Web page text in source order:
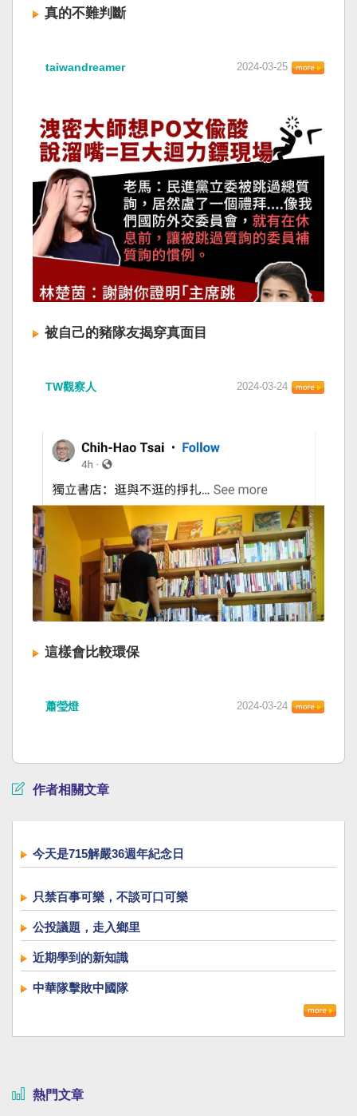
真的不難判斷
taiwandreamer 2024-03-25
被自己的豬隊友揭穿真面目
TW觀察人 2024-03-24
這樣會比較環保
蕭瑩燈 2024-03-24
作者相關文章
今天是715解嚴36週年紀念日
只禁百事可樂，不談可口可樂
公投議題，走入鄉里
近期學到的新知識
中華隊擊敗中國隊
熱門文章